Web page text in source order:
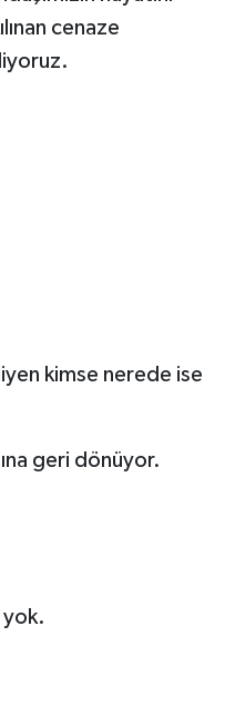
cenaze
kimse nerede ise
geri dönüyor.
yok.